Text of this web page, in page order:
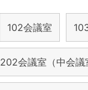
102会議室
202会議室（中会議